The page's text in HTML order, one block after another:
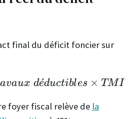
final du déficit foncier sur
montant\ des \
avaux de
ˊductibles × TMI
foyer fiscal relève de la